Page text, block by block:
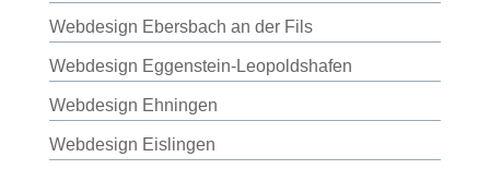
Webdesign Ebersbach an der Fils
Webdesign Eggenstein-Leopoldshafen
Webdesign Ehningen
Webdesign Eislingen